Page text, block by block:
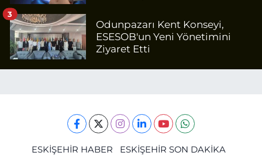
Odunpazarı Kent Konseyi,
ESESOB'un Yeni Yönetimini
Ziyaret Etti
3
ESKİŞEHİR HABER
ESKİŞEHİR SON DAKİKA